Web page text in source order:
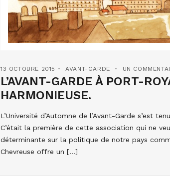
13 OCTOBRE 2015 AVANT-GARDE UN
L’AVANT-GARDE À PORT-
HARMONIEUSE.
L’Université d’Automne de l’Avant-Garde s’est
C’était la première de cette association qui ne
déterminante sur la politique de notre pays
Chevreuse offre un […]